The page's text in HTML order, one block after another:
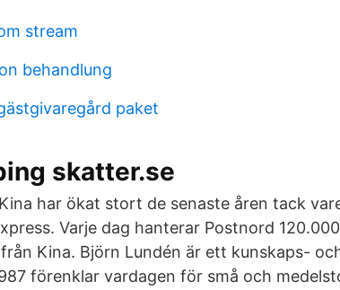
stream
behandlung
paket
skatter.se
har ökat stort de senaste åren tack
Varje dag hanterar Postnord
Kina. Björn Lundén är ett kunskaps-
förenklar vardagen för små och